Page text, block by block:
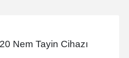
Nem Tayin Cihazı